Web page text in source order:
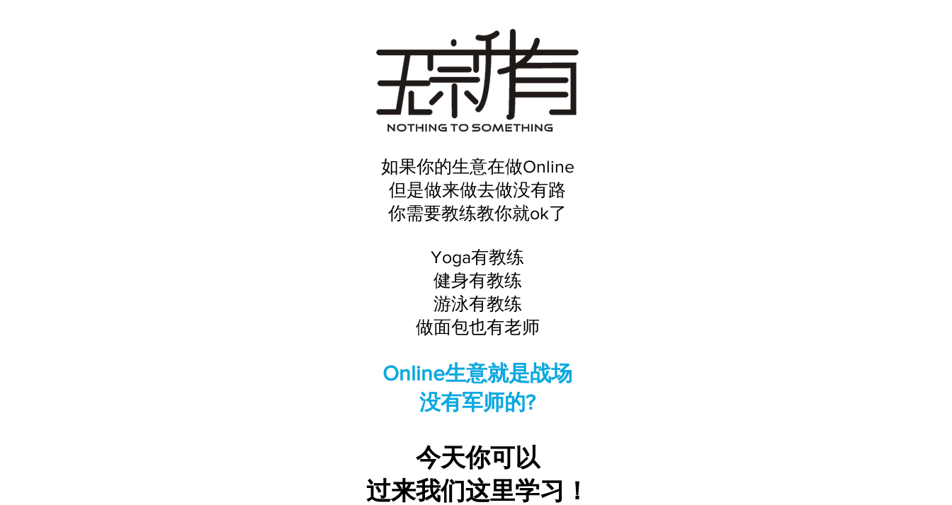
如果你的生意在做Online
但是做来做去做没有路
你需要教练教你就ok了
Yoga有教练
健身有教练
游泳有教练
做面包也有老师
Online生意就是战场
没有军师的?
今天你可以
过来我们这里学习！